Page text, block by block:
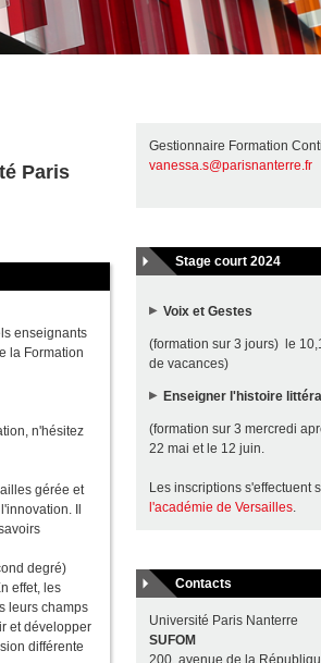
Paris
enseignants
la Formation
n'hésitez
gérée et
Il
degré)
effet, les
leurs champs
et développer
différente
Gestionnaire Formation
vanessa.s@parisnanterre.fr
Stage court 2024
Voix et Gestes
(formation sur 3 jours) le
de vacances)
Enseigner l'histoire
(formation sur 3 mercredi
22 mai et le 12 juin.
Les inscriptions s'effectuent
l'académie de Versailles.
Contacts
Université Paris Nanterre
SUFOM
200, avenue de la